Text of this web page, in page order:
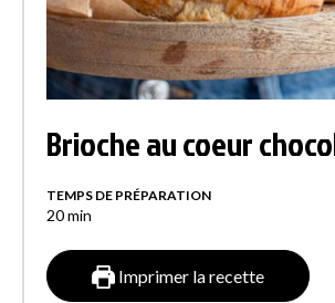
Brioche au coeur
TEMPS DE PRÉPARATION
20min
Imprimer la recette